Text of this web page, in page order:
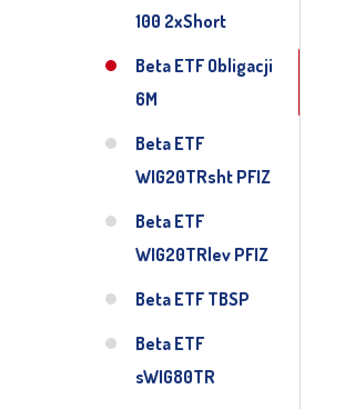
100 2xShort
Beta ETF Obligacji
6M
Beta ETF
WIG20TRsht PFIZ
Beta ETF
WIG20TRlev PFIZ
Beta ETF TBSP
Beta ETF
sWIG80TR